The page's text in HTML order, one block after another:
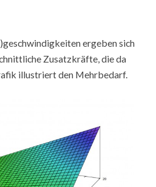
ergeben sich
Zusatzkräfte, die da
illustriert den Mehrbedarf.